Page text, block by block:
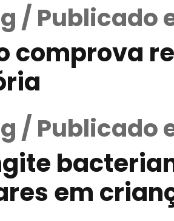
/ Publicado
comprova
/ Publicado
em